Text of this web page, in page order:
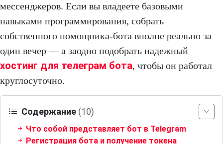
мессенджеров. Если вы владеете базовыми
навыками программирования, собрать
собственного помощника-бота вполне реально за
один вечер — а заодно подобрать надежный
хостинг для телеграм бота, чтобы он работал
круглосуточно.
Содержание (10)
Что собой представляет бот в Telegram
Регистрация бота и получение токена